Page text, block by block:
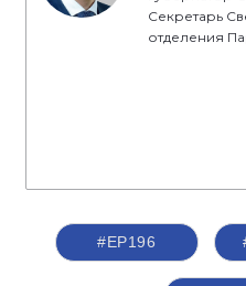
Секретарь
отделения
#ЕР196